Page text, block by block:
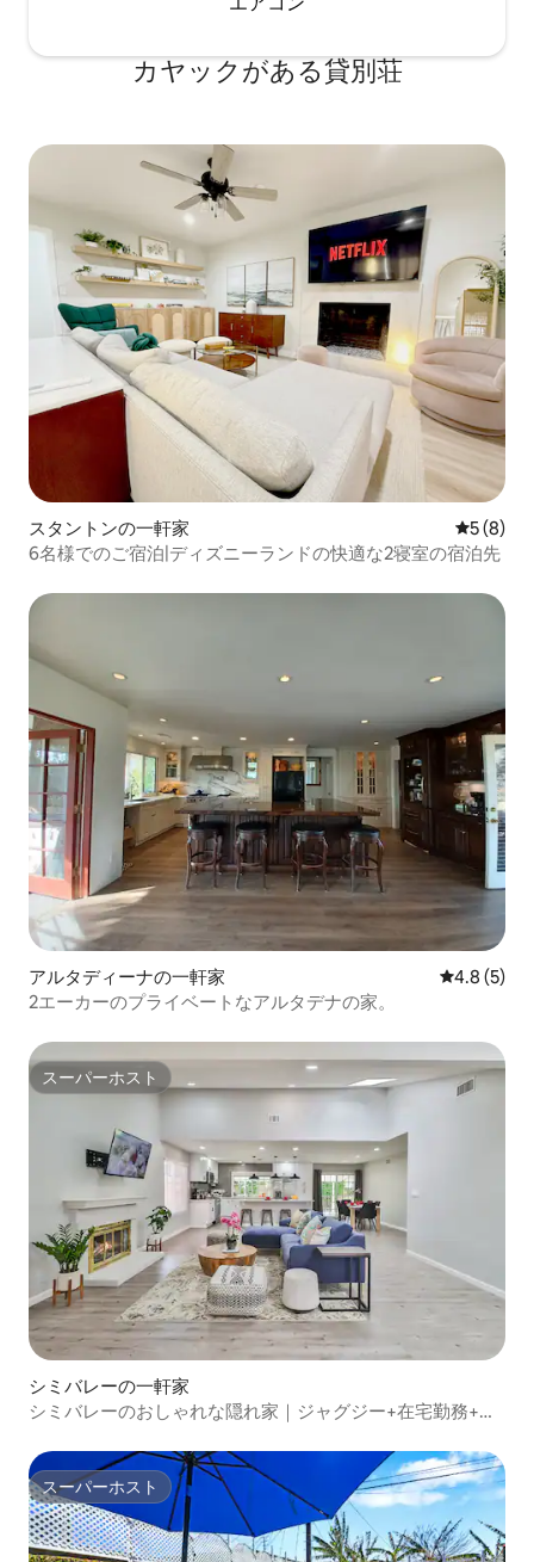
カヤックがある貸別荘
スタントンの一軒家 レビュー
5 (8)
6名様でのご宿泊|ディズニーランドの快適な2寝室の宿泊先
アルタディーナの一軒家 レビュー5
4.8 (5)
2エーカーのプライベートなアルタデナの家。
スーパーホスト
スーパーホスト
シミバレーの一軒家
シミバレーのおしゃれな隠れ家｜ジャグジー+在宅勤務+家
スーパーホスト
スーパーホスト